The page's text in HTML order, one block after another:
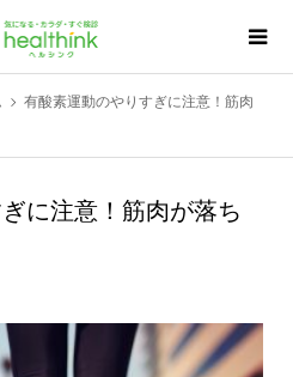
有酸素運動のやりすぎに注意！筋肉
に注意！筋肉が落ち